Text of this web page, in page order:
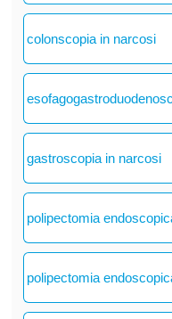
colonscopia in narcosi
gastroscopia in narcosi
polipectomia
polipectomia